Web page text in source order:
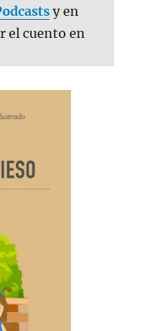
y en
el cuento en